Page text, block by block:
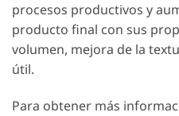
procesos productivos y
producto final con sus
volumen, mejora de la
útil.
Para obtener más